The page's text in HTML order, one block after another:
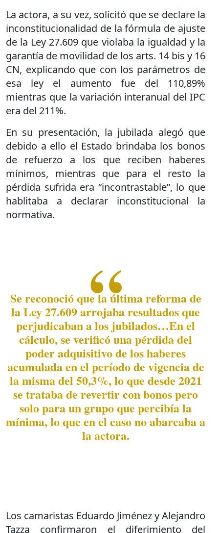
La actora, a su vez, solicitó que se declare la
inconstitucionalidad de la fórmula de ajuste
de la Ley 27.609 que violaba la igualdad y la
garantía de movilidad de los arts. 14 bis y 16
CN, explicando que con los parámetros de
esa ley el aumento fue del 110,89%
mientras que la variación interanual del IPC
era del 211%.
En su presentación, la jubilada alegó que
debido a ello el Estado brindaba los bonos
de refuerzo a los que reciben haberes
mínimos, mientras que para el resto la
pérdida sufrida era “incontrastable”, lo que
hablitaba a declarar inconstitucional la
normativa.
Se reconoció que la última reforma de
la Ley 27.609 arrojaba resultados que
perjudicaban a los jubilados…En el
cálculo, se verificó una pérdida del
poder adquisitivo de los haberes
acumulada en el período de vigencia de
la misma del 50,3%, lo que desde 2021
se trataba de revertir con bonos pero
solo para un grupo que percibía la
mínima, lo que en el caso no abarcaba a
la actora.
Los camaristas Eduardo Jiménez y Alejandro
Tazza confirmaron el diferimiento del